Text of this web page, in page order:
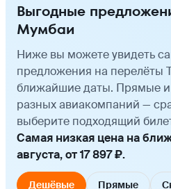
Выгодные
Мумбаи
Ниже вы можете увидеть
предложения на перелёты
ближайшие даты. Прямые
разных авиакомпаний —
выберите подходящий
Самая низкая цена на
августа, от 17 897 ₽.
Дешёвые Прямые